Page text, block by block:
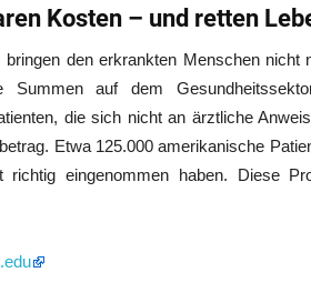
Kosten – und retten
bringen den erkrankten Menschen
Summen auf dem
die sich nicht an ärztliche
Etwa 125.000 amerikanische
richtig eingenommen haben. Diese